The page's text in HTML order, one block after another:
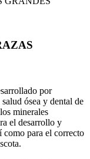
por
ósea y dental de
minerales
el desarrollo y
como para el correcto